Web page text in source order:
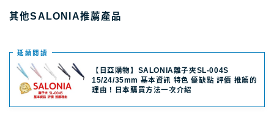
其他SALONIA推薦產品
延續閲讀
【日亞購物】SALONIA離子夾SL-004S
15/24/35mm 基本資訊 特色 優缺點 評價 推薦的
理由！日本購買方法一次介紹